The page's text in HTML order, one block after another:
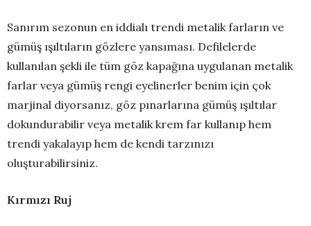
Sanırım sezonun en iddialı trendi metalik farların ve
gümüş ışıltıların gözlere yansıması. Defilelerde
kullanılan şekli ile tüm göz kapağına uygulanan metalik
farlar veya gümüş rengi eyelinerler benim için çok
marjinal diyorsanız, göz pınarlarına gümüş ışıltılar
dokundurabilir veya metalik krem far kullanıp hem
trendi yakalayıp hem de kendi tarzınızı
oluşturabilirsiniz.
Kırmızı Ruj